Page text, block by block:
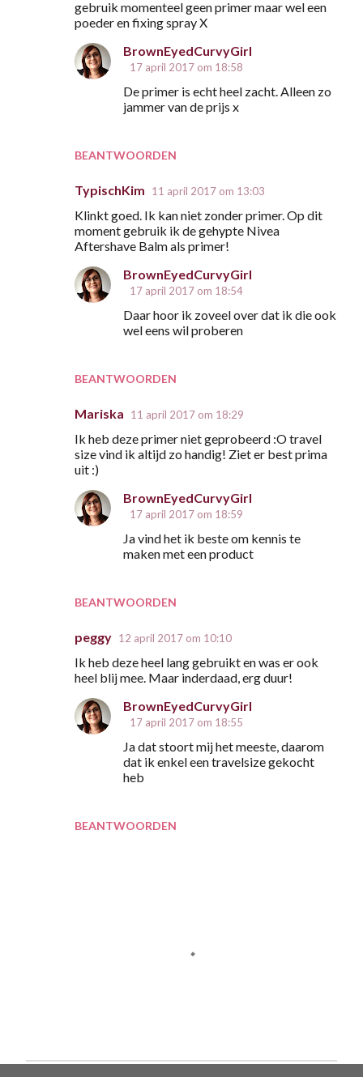
gebruik momenteel geen primer maar wel een
poeder en fixing spray X
BEANTWOORDEN
BrownEyedCurvyGirl
17 april 2017 om 18:58
De primer is echt heel zacht. Alleen zo
jammer van de prijs x
TypischKim 11 april 2017 om 13:03
Klinkt goed. Ik kan niet zonder primer. Op dit
moment gebruik ik de gehypte Nivea
Aftershave Balm als primer!
BEANTWOORDEN
BrownEyedCurvyGirl
17 april 2017 om 18:54
Daar hoor ik zoveel over dat ik die ook
wel eens wil proberen
Mariska 11 april 2017 om 18:29
Ik heb deze primer niet geprobeerd :O travel
size vind ik altijd zo handig! Ziet er best prima
uit :)
BEANTWOORDEN
BrownEyedCurvyGirl
17 april 2017 om 18:59
Ja vind het ik beste om kennis te
maken met een product
peggy 12 april 2017 om 10:10
Ik heb deze heel lang gebruikt en was er ook
heel blij mee. Maar inderdaad, erg duur!
BEANTWOORDEN
BrownEyedCurvyGirl
17 april 2017 om 18:55
Ja dat stoort mij het meeste, daarom
dat ik enkel een travelsize gekocht
heb